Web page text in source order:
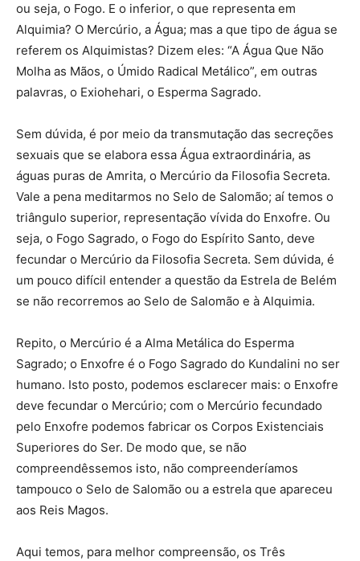
ou seja, o Fogo. E o inferior, o que representa em
Alquimia? O Mercúrio, a Água; mas a que tipo de água se
referem os Alquimistas? Dizem eles: “A Água Que Não
Molha as Mãos, o Úmido Radical Metálico”, em outras
palavras, o Exiohehari, o Esperma Sagrado.
Sem dúvida, é por meio da transmutação das secreções
sexuais que se elabora essa Água extraordinária, as
águas puras de Amrita, o Mercúrio da Filosofia Secreta.
Vale a pena meditarmos no Selo de Salomão; aí temos o
triângulo superior, representação vívida do Enxofre. Ou
seja, o Fogo Sagrado, o Fogo do Espírito Santo, deve
fecundar o Mercúrio da Filosofia Secreta. Sem dúvida, é
um pouco difícil entender a questão da Estrela de Belém
se não recorremos ao Selo de Salomão e à Alquimia.
Repito, o Mercúrio é a Alma Metálica do Esperma
Sagrado; o Enxofre é o Fogo Sagrado do Kundalini no ser
humano. Isto posto, podemos esclarecer mais: o Enxofre
deve fecundar o Mercúrio; com o Mercúrio fecundado
pelo Enxofre podemos fabricar os Corpos Existenciais
Superiores do Ser. De modo que, se não
compreendêssemos isto, não compreenderíamos
tampouco o Selo de Salomão ou a estrela que apareceu
aos Reis Magos.
Aqui temos, para melhor compreensão, os Três